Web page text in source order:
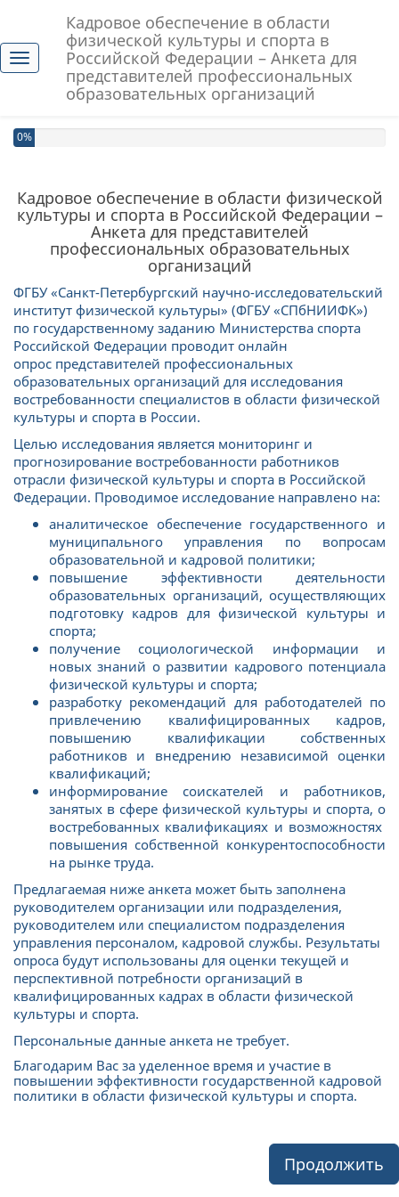
Toggle navigation
Кадровое обеспечение в области
физической культуры и спорта в
Российской Федерации – Анкета для
представителей профессиональных
образовательных организаций
Вы выполнили 0% этого опроса.
0%
Кадровое обеспечение в области физической
культуры и спорта в Российской Федерации –
Анкета для представителей
профессиональных образовательных
организаций
ФГБУ «Санкт-Петербургский научно-исследовательский
институт физической культуры» (ФГБУ «СПбНИИФК»)
по государственному заданию Министерства спорта
Российской Федерации проводит онлайн
опрос представителей профессиональных
образовательных организаций для исследования
востребованности специалистов в области физической
культуры и спорта в России.
Целью исследования является мониторинг и
прогнозирование востребованности работников
отрасли физической культуры и спорта в Российской
Федерации. Проводимое исследование направлено на:
аналитическое обеспечение государственного и
муниципального управления по вопросам
образовательной и кадровой политики;
повышение эффективности деятельности
образовательных организаций, осуществляющих
подготовку кадров для физической культуры и
спорта;
получение социологической информации и
новых знаний о развитии кадрового потенциала
физической культуры и спорта;
разработку рекомендаций для работодателей по
привлечению квалифицированных кадров,
повышению квалификации собственных
работников и внедрению независимой оценки
квалификаций;
информирование соискателей и работников,
занятых в сфере физической культуры и спорта, о
востребованных квалификациях и возможностях
повышения собственной конкурентоспособности
на рынке труда.
Предлагаемая ниже анкета может быть заполнена
руководителем организации или подразделения,
руководителем или специалистом подразделения
управления персоналом, кадровой службы. Результаты
опроса будут использованы для оценки текущей и
перспективной потребности организаций в
квалифицированных кадрах в области физической
культуры и спорта.
Персональные данные анкета не требует.
Благодарим Вас за уделенное время и участие в
повышении эффективности государственной кадровой
политики в области физической культуры и спорта.
Продолжить